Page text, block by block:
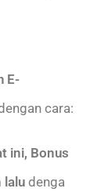
E-
cara:
ini, Bonus
laludenga